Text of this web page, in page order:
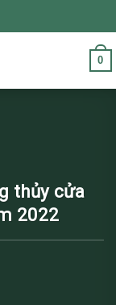
0
thủy cửa
2022